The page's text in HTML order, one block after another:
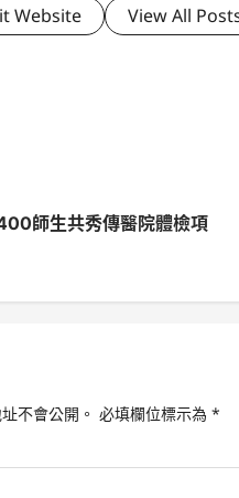
Website View All
師生共秀傳醫院體檢項
不會公開。 必填欄位標示為 *